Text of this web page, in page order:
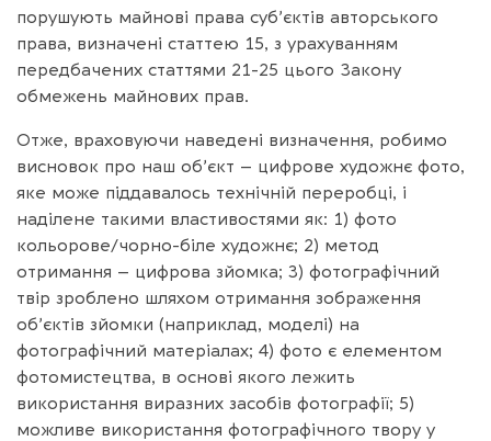
порушують майнові права суб’єктів авторського
права, визначені статтею 15, з урахуванням
передбачених статтями 21-25 цього Закону
обмежень майнових прав.
Отже, враховуючи наведені визначення, робимо
висновок про наш об’єкт – цифрове художнє фото,
яке може піддавалось технічній переробці, і
наділене такими властивостями як: 1) фото
кольорове/чорно-біле художнє; 2) метод
отримання – цифрова зйомка; 3) фотографічний
твір зроблено шляхом отримання зображення
об’єктів зйомки (наприклад, моделі) на
фотографічний матеріалах; 4) фото є елементом
фотомистецтва, в основі якого лежить
використання виразних засобів фотографії; 5)
можливе використання фотографічного твору у